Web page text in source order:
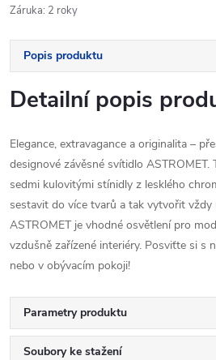
Záruka: 2 roky
Popis produktu
Detailní popis
Elegance, extravagance a originalita –
designové závěsné svítidlo ASTROMET.
sedmi kulovitými stínidly z lesklého
sestavit do více tvarů a tak vytvořit vždy
ASTROMET je vhodné osvětlení pro
vzdušně zařízené interiéry. Posviťte si s
nebo v obývacím pokoji!
Parametry produktu
Soubory ke stažení